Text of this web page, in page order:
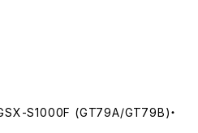
S1000F (GT79A/GT79B)・